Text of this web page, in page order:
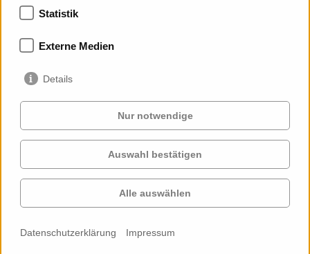
Mitgliedschaften
Services
Cases
Auftraggeber
Projekte
Profil
Kontakt
Statistik
Externe Medien
Details
Nur notwendige
Auswahl bestätigen
Alle auswählen
Datenschutzerklärung Impressum